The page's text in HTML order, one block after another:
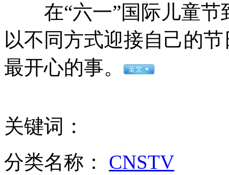
北京傲洛斯整形内幕:涉嫌非法使用干细胞技术
监控全记录:失恋男子划车泄愤 损失7万多元
15岁就有事业编制 原是所长儿子
重庆爱心人士赴芦山陪灾区儿童过节
在“六一”国际儿童节
以不同方式迎接自己的
最开心的事。
关键词：
分类名称： CNSTV